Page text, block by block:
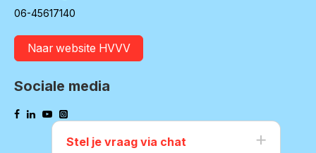
06-45617140
Naar website HVVV
Sociale media
Stel je vraag via chat